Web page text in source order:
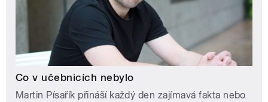
Co v učebnicích nebylo
Martin Písařík přináší každý den zajímavá fakta nebo